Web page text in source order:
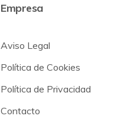
Empresa
Aviso Legal
Política de Cookies
Política de Privacidad
Contacto